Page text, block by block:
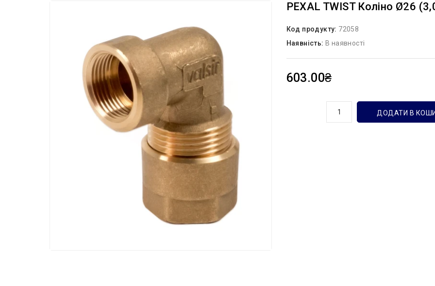
PEXAL TWIST Коліно Ø26
Код продукту: 72058
Наявність: В наявності
603.00₴
ДОДАТИ В